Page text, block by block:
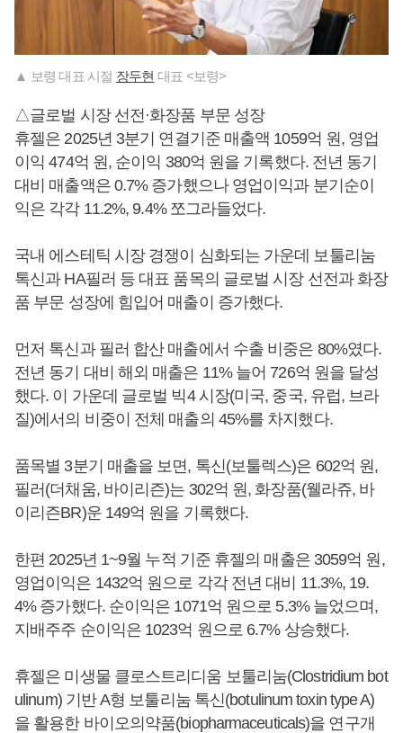
▲ 보령 대표 시절 장두현 대표 <보령>
△글로벌 시장 선전·화장품 부문 성장
휴젤은 2025년 3분기 연결기준 매출액 1059억 원, 영업
이익 474억 원, 순이익 380억 원을 기록했다. 전년 동기
대비 매출액은 0.7% 증가했으나 영업이익과 분기순이
익은 각각 11.2%, 9.4% 쪼그라들었다.
국내 에스테틱 시장 경쟁이 심화되는 가운데 보툴리눔
톡신과 HA필러 등 대표 품목의 글로벌 시장 선전과 화장
품 부문 성장에 힘입어 매출이 증가했다.
먼저 톡신과 필러 합산 매출에서 수출 비중은 80%였다.
전년 동기 대비 해외 매출은 11% 늘어 726억 원을 달성
했다. 이 가운데 글로벌 빅4 시장(미국, 중국, 유럽, 브라
질)에서의 비중이 전체 매출의 45%를 차지했다.
품목별 3분기 매출을 보면, 톡신(보툴렉스)은 602억 원,
필러(더채움, 바이리즌)는 302억 원, 화장품(웰라쥬, 바
이리즌BR)운 149억 원을 기록했다.
한편 2025년 1~9월 누적 기준 휴젤의 매출은 3059억 원,
영업이익은 1432억 원으로 각각 전년 대비 11.3%, 19.
4% 증가했다. 순이익은 1071억 원으로 5.3% 늘었으며,
지배주주 순이익은 1023억 원으로 6.7% 상승했다.
휴젤은 미생물 클로스트리디움 보툴리눔(Clostridium bot
ulinum) 기반 A형 보툴리눔 톡신(botulinum toxin type A)
을 활용한 바이오의약품(biopharmaceuticals)을 연구개